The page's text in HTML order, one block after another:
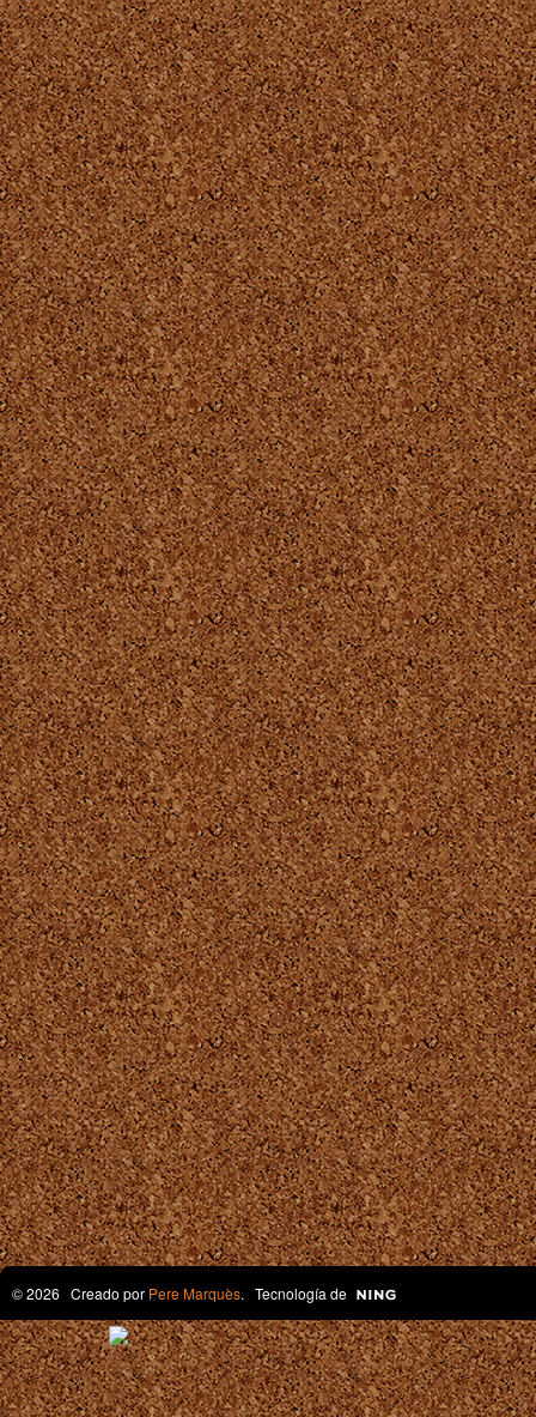
© 2026 Creado por Pere Marquès. Tecnología de